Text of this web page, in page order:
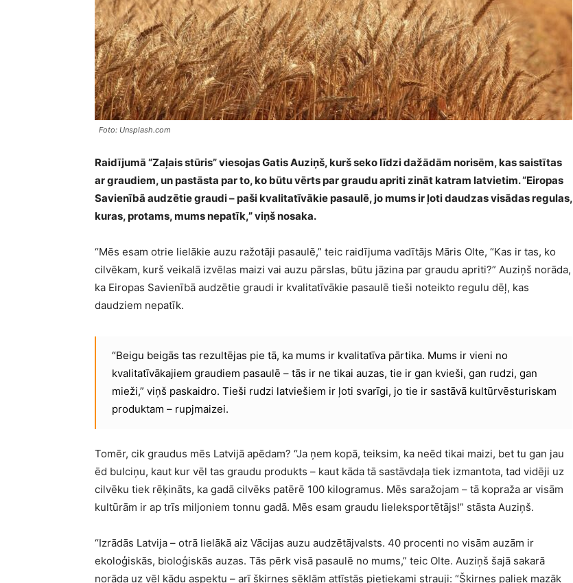
Foto: Unsplash.com
Raidījumā “Zaļais stūris” viesojas Gatis Auziņš, kurš seko līdzi dažādām norisēm, kas saistītas
ar graudiem, un pastāsta par to, ko būtu vērts par graudu apriti zināt katram latvietim. “Eiropas
Savienībā audzētie graudi – paši kvalitatīvākie pasaulē, jo mums ir ļoti daudzas visādas regulas,
kuras, protams, mums nepatīk,” viņš nosaka.
“Mēs esam otrie lielākie auzu ražotāji pasaulē,” teic raidījuma vadītājs Māris Olte, “Kas ir tas, ko
cilvēkam, kurš veikalā izvēlas maizi vai auzu pārslas, būtu jāzina par graudu apriti?” Auziņš norāda,
ka Eiropas Savienībā audzētie graudi ir kvalitatīvākie pasaulē tieši noteikto regulu dēļ, kas
daudziem nepatīk.
“Beigu beigās tas rezultējas pie tā, ka mums ir kvalitatīva pārtika. Mums ir vieni no
kvalitatīvākajiem graudiem pasaulē – tās ir ne tikai auzas, tie ir gan kvieši, gan rudzi, gan
mieži,” viņš paskaidro. Tieši rudzi latviešiem ir ļoti svarīgi, jo tie ir sastāvā kultūrvēsturiskam
produktam – rupjmaizei.
Tomēr, cik graudus mēs Latvijā apēdam? “Ja ņem kopā, teiksim, ka neēd tikai maizi, bet tu gan jau
ēd bulciņu, kaut kur vēl tas graudu produkts – kaut kāda tā sastāvdaļa tiek izmantota, tad vidēji uz
cilvēku tiek rēķināts, ka gadā cilvēks patērē 100 kilogramus. Mēs saražojam – tā kopraža ar visām
kultūrām ir ap trīs miljoniem tonnu gadā. Mēs esam graudu lieleksportētājs!” stāsta Auziņš.
“Izrādās Latvija – otrā lielākā aiz Vācijas auzu audzētājvalsts. 40 procenti no visām auzām ir
ekoloģiskās, bioloģiskās auzas. Tās pērk visā pasaulē no mums,” teic Olte. Auziņš šajā sakarā
norāda uz vēl kādu aspektu – arī šķirnes sēklām attīstās pietiekami strauji: “Šķirnes paliek mazāk